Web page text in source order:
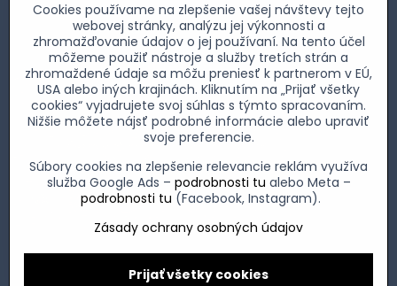
©2026Copyright
Cookies používame na zlepšenie vašej návštevy tejto
webovej stránky, analýzu jej výkonnosti a
zhromažďovanie údajov o jej používaní. Na tento účel
môžeme použiť nástroje a služby tretích strán a
zhromaždené údaje sa môžu preniesť k partnerom v EÚ,
USA alebo iných krajinách. Kliknutím na „Prijať všetky
cookies“ vyjadrujete svoj súhlas s týmto spracovaním.
Nižšie môžete nájsť podrobné informácie alebo upraviť
svoje preferencie.
Súbory cookies na zlepšenie relevancie reklám využíva
služba Google Ads – podrobnosti tu alebo Meta –
podrobnosti tu (Facebook, Instagram).
Zásady ochrany osobných údajov
Prijať všetky cookies